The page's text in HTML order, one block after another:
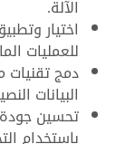
الآلة.
اختيار
للعمليات
دمج تقنيات
البيانات
تحسين جودة
باستخدام